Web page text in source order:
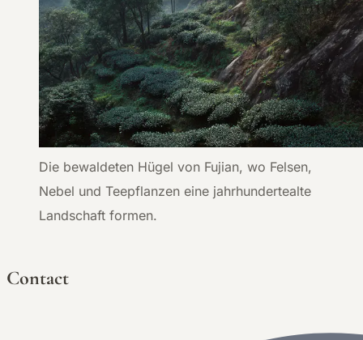
Die bewaldeten Hügel von Fujian, wo Felsen,
Nebel und Teepflanzen eine jahrhundertealte
Landschaft formen.
Contact